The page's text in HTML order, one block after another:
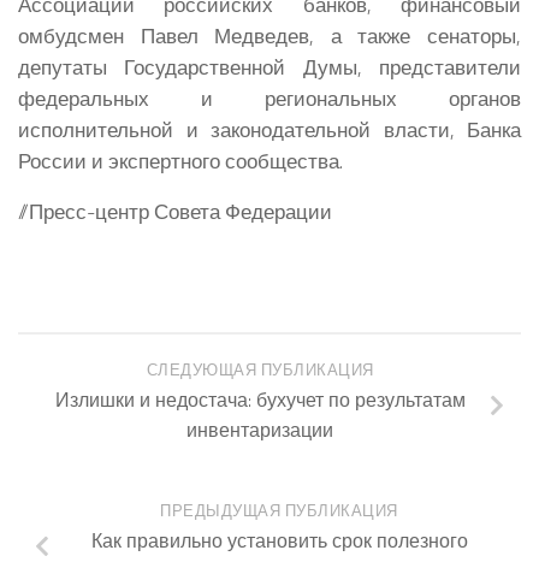
омбудсмен Павел Медведев, а также сенаторы,
депутаты Государственной Думы, представители
федеральных и региональных органов
исполнительной и законодательной власти, Банка
России и экспертного сообщества.
//Пресс-центр Совета Федерации
СЛЕДУЮЩАЯ ПУБЛИКАЦИЯ
Излишки и недостача: бухучет по результатам
инвентаризации
ПРЕДЫДУЩАЯ ПУБЛИКАЦИЯ
Как правильно установить срок полезного